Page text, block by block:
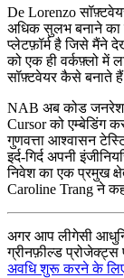
De Lorenzo
अधिक सुलभ बनाने का
प्लेटफ़ॉर्म है जिसे मैंने
को एक ही वर्कफ़्लो में
सॉफ़्टवेयर कैसे बनाते
NAB अब कोड
Cursor को एम्बेडिंग
गुणवत्ता आश्वासन
इर्द-गिर्द अपनी
निवेश का एक प्रमुख
Caroline Trang ने
अगर आप लीगेसी
ग्रीनफ़ील्ड
अवधि शुरू करने के